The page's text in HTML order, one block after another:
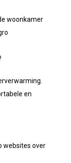
woonkamer
en
websites over